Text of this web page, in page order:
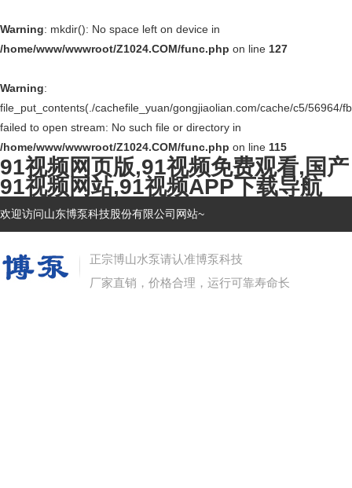
Warning: mkdir(): No space left on device in
/home/www/wwwroot/Z1024.COM/func.php on line 127
Warning:
file_put_contents(./cachefile_yuan/gongjiaolian.com/cache/c5/56964/
failed to open stream: No such file or directory in
/home/www/wwwroot/Z1024.COM/func.php on line 115
91视频网页版,91视频免费观看,国产
91视频网站,91视频APP下载导航
欢迎访问山东博泵科技股份有限公司网站~
正宗博山水泵请认准博泵科技
厂家直销，价格合理，运行可靠寿命长